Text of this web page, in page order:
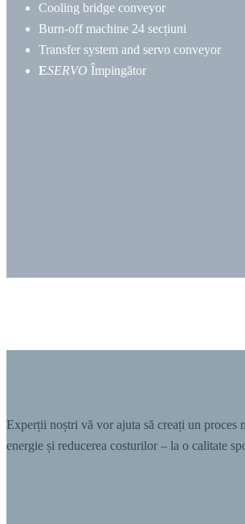
Cooling bridge conveyor
Burn-off machine 24 secțiuni
Transfer system and servo conveyor
ESERVO Împingător
Experții noștri vă vor ajuta să creați un proces
energie și reducerea costurilor – la o calitate